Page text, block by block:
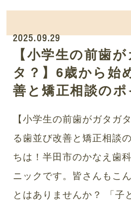
2025.09.29
【小学生の前歯
タ？】6歳から始
善と矯正相談のポ
【小学生の前歯がガタガ
る歯並び改善と矯正相談
ちは！半田市のかなえ歯
ニックです。皆さんもこ
とはありませんか？ 「子